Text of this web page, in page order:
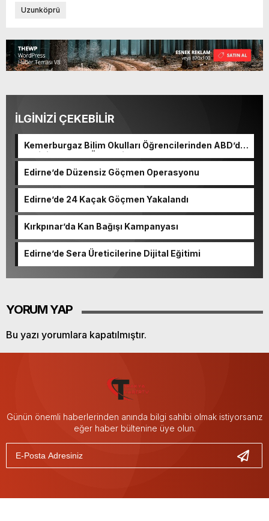
Uzunköprü
İLGİNİZİ ÇEKEBİLİR
Kemerburgaz Bilim Okulları Öğrencilerinden ABD’de
Tarihi Başarı: 6 Öğrenci 14 Madalya Kazandı
Edirne’de Düzensiz Göçmen Operasyonu
Edirne’de 24 Kaçak Göçmen Yakalandı
Kırkpınar’da Kan Bağışı Kampanyası
Edirne’de Sera Üreticilerine Dijital Eğitimi
YORUM YAP
Bu yazı yorumlara kapatılmıştır.
Günün önemli haberlerinden anında bilgi sahibi olmak istiyorsanız
eğer haber bültenine üye olun.